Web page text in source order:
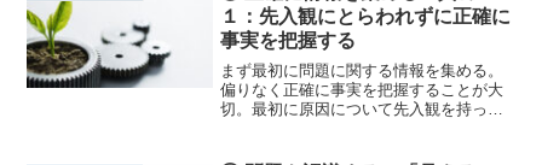
していないか？「不良率の低...
１：先入観にとらわれずに正確に
事実を把握する
まず最初に問題に関する情報を集める。
偏りなく正確に事実を把握することが大
切。最初に原因について先入観を持って